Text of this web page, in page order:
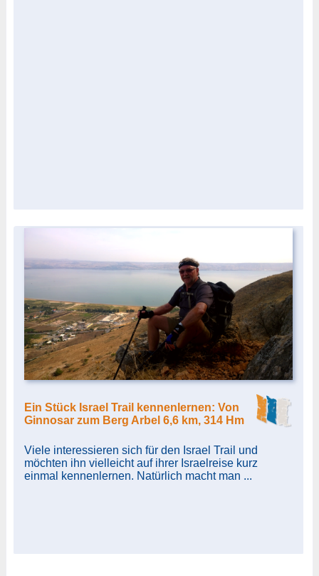
Ein Stück Israel Trail kennenlernen: Von
Ginnosar zum Berg Arbel 6,6 km, 314 Hm
Viele interessieren sich für den Israel Trail und
möchten ihn vielleicht auf ihrer Israelreise kurz
einmal kennenlernen. Natürlich macht man ...